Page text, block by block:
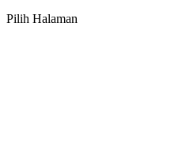
Pilih Halaman